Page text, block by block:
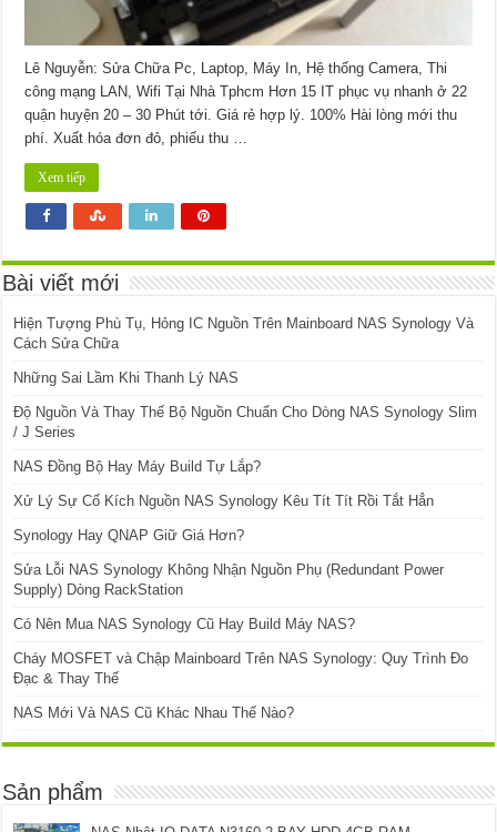
Lê Nguyễn: Sửa Chữa Pc, Laptop, Máy In, Hệ thống Camera, Thi
công mạng LAN, Wifi Tại Nhà Tphcm Hơn 15 IT phục vụ nhanh ở 22
quận huyện 20 – 30 Phút tới. Giá rẻ hợp lý. 100% Hài lòng mới thu
phí. Xuất hóa đơn đỏ, phiếu thu …
Xem tiếp
Bài viết mới
Hiện Tượng Phù Tụ, Hỏng IC Nguồn Trên Mainboard NAS Synology Và
Cách Sửa Chữa
Những Sai Lầm Khi Thanh Lý NAS
Độ Nguồn Và Thay Thế Bộ Nguồn Chuẩn Cho Dòng NAS Synology Slim
/ J Series
NAS Đồng Bộ Hay Máy Build Tự Lắp?
Xử Lý Sự Cố Kích Nguồn NAS Synology Kêu Tít Tít Rồi Tắt Hẳn
Synology Hay QNAP Giữ Giá Hơn?
Sửa Lỗi NAS Synology Không Nhận Nguồn Phụ (Redundant Power
Supply) Dòng RackStation
Có Nên Mua NAS Synology Cũ Hay Build Máy NAS?
Cháy MOSFET và Chập Mainboard Trên NAS Synology: Quy Trình Đo
Đạc & Thay Thế
NAS Mới Và NAS Cũ Khác Nhau Thế Nào?
Sản phẩm